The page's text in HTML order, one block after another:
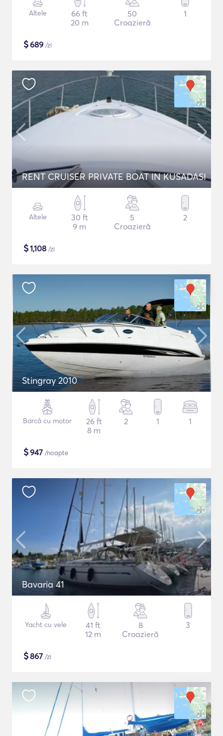
Altele
66 ft
20 m
50
Croazieră
1
$689 /zi
RENT CRUISER PRIVATE BOAT IN KUSADASI
Altele
30 ft
9 m
5
Croazieră
2
$1,108 /zi
Stingray 2010
Barcă cu motor
26 ft
8 m
2 1 1
$947 /noapte
Bavaria 41
Yacht cu vele
41 ft
12 m
8
Croazieră
3
$867 /zi